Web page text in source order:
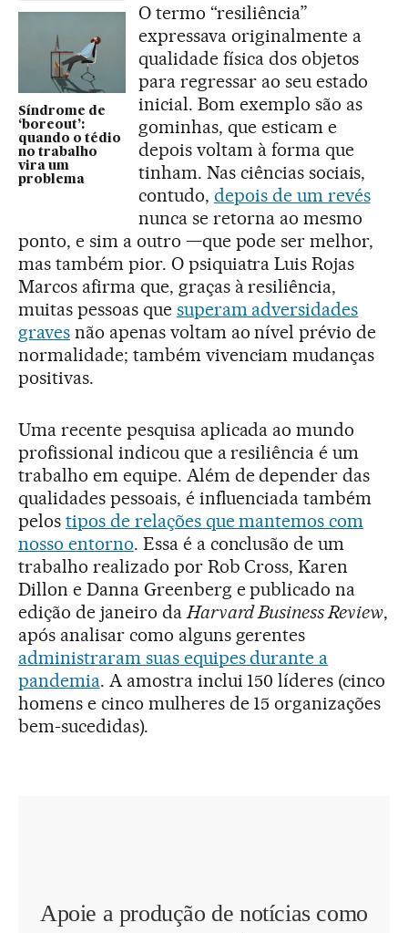
Síndrome de
‘boreout’:
quando o tédio
no trabalho
vira um
problema
O termo “resiliência”
expressava originalmente a
qualidade física dos objetos
para regressar ao seu estado
inicial. Bom exemplo são as
gominhas, que esticam e
depois voltam à forma que
tinham. Nas ciências sociais,
contudo, depois de um revés
nunca se retorna ao mesmo
ponto, e sim a outro —que pode ser melhor,
mas também pior. O psiquiatra Luis Rojas
Marcos afirma que, graças à resiliência,
muitas pessoas que superam adversidades
gravesnão apenas voltam ao nível prévio de
normalidade; também vivenciam mudanças
positivas.
Uma recente pesquisa aplicada ao mundo
profissional indicou que a resiliência é um
trabalho em equipe. Além de depender das
qualidades pessoais, é influenciada também
pelos tipos de relações que mantemos com
nosso entorno. Essa é a conclusão de um
trabalho realizado por Rob Cross, Karen
Dillon e Danna Greenberg e publicado na
edição de janeiro daHarvard Business Review,
após analisar como alguns gerentes
administraram suas equipes durante a
pandemia. A amostra inclui 150 líderes (cinco
homens e cinco mulheres de 15 organizações
bem-sucedidas).
Apoie a produção de notícias como